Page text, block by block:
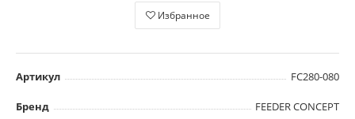
Избранное
Артикул FC280-080
Бренд FEEDER CONCEPT